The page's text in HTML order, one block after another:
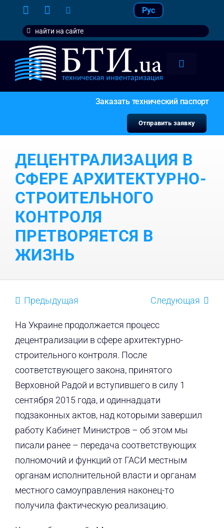
content
Рус
Search
for:
Toggle
услуги
наши
Заказать технический паспорт
Отправить заявку
ДЕЦЕНТРАЛИЗАЦИЯ В
СФЕРЕ АРХИТЕКТУРНО-
СТРОИТЕЛЬНОГО
КОНТРОЛЯ
ПРЕТВОРЯЕТСЯ В
ЖИЗНЬ
Предыдущая Следующая
На Украине продолжается процесс
децентрализации в сфере архитектурно-
строительного контроля. После
соответствующего закона, принятого
Верховной Радой и вступившего в силу 1
сентября 2015 года, и одиннадцати
подзаконных актов, над которыми завершил
работу Кабинет Министров – об этом мы
писали ранее – передача соответствующих
полномочий и функций от ГАСИ местным
органам исполнительной власти и органам
местного самоуправления наконец-то
получила фактическую реализацию.